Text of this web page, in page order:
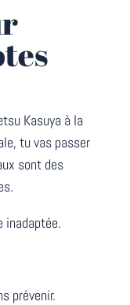
Kasuya à la
tu vas passer
sont des
inadaptée.
prévenir.